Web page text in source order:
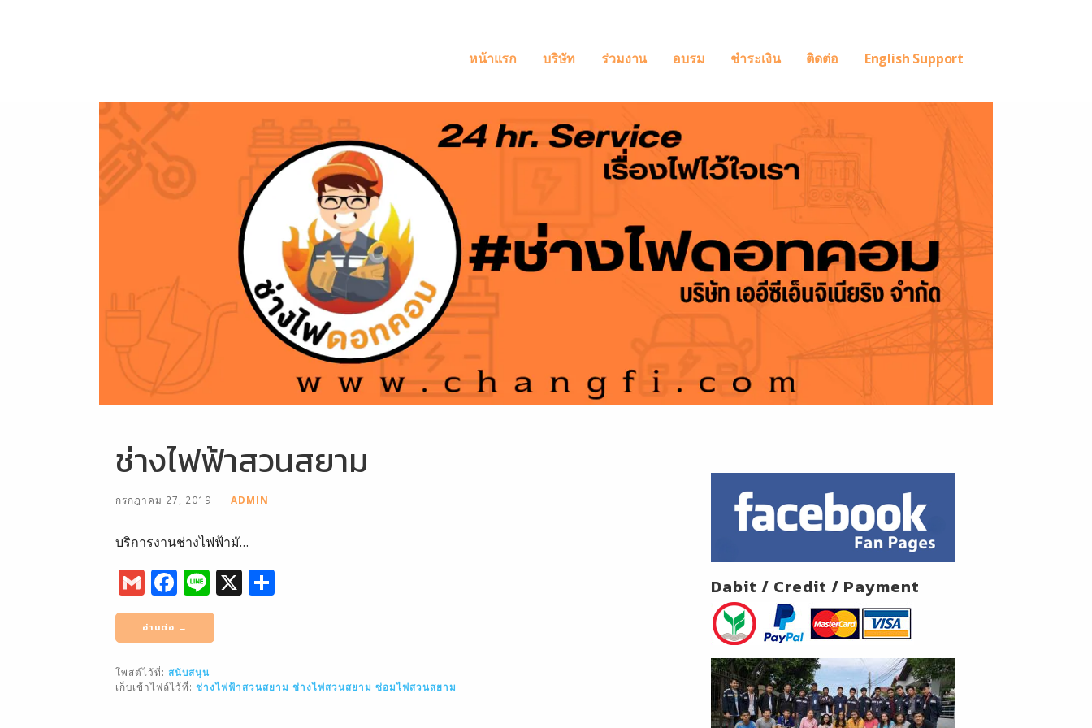
หน้าแรก บริษัท ร่วมงาน อบรม ชำระเงิน ติดต่อ English Support
ช่างไฟฟ้าสวนสยาม
กรกฎาคม 27, 2019 ADMIN
บริการงานช่างไฟฟ้ามั…
G
m
ai
l
F
a
c
e
b
Li
n
e
X
อ่านต่อ →
โพสต์ไว้ที่: สนับสนุน
เก็บเข้าไฟล์ไว้ที่: ช่างไฟฟ้าสวนสยาม ช่างไฟสวนสยาม ซ่อมไฟสวนสยาม
Dabit / Credit / Payment